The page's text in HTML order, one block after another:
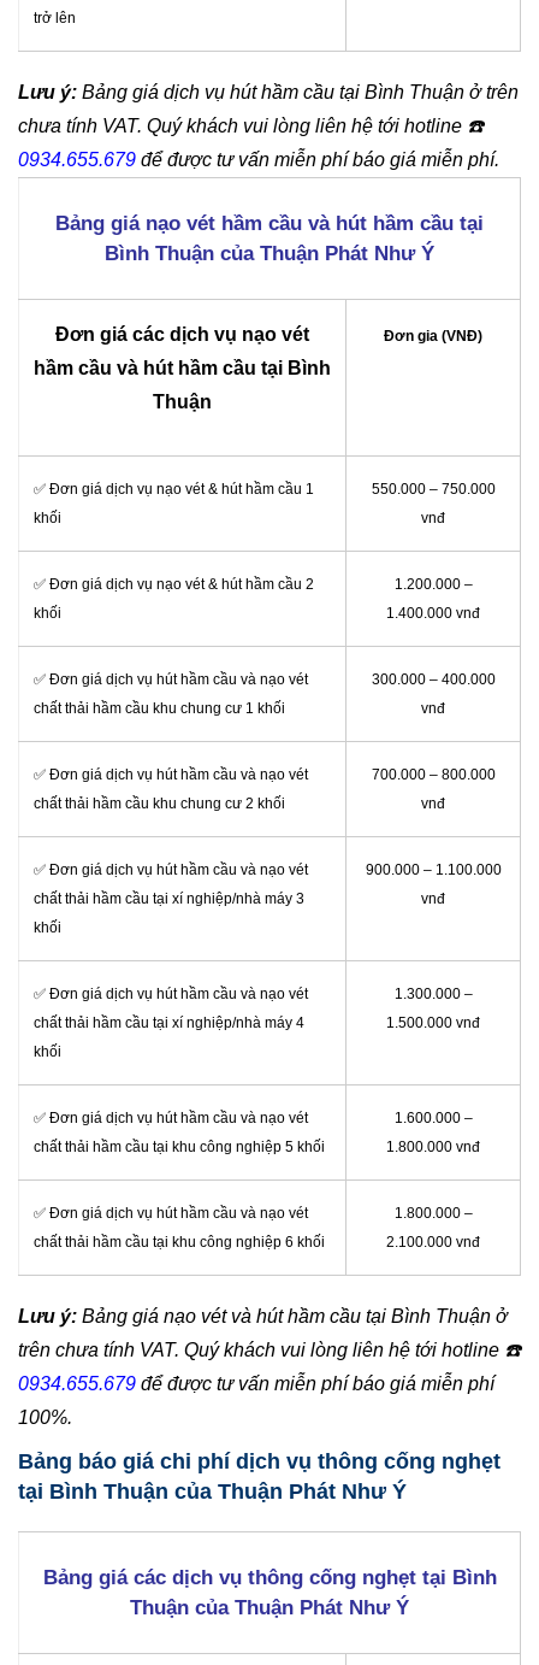
trở lên
Lưu ý: Bảng giá dịch vụ hút hầm cầu tại Bình Thuận ở trên
chưa tính VAT. Quý khách vui lòng liên hệ tới hotline ☎️
0934.655.679 để được tư vấn miễn phí báo giá miễn phí.
Bảng giá nạo vét hầm cầu và hút hầm cầu tại
Bình Thuận của Thuận Phát Như Ý
Đơn giá các dịch vụ nạo vét
hầm cầu và hút hầm cầu tại Bình
Thuận
Đơn gia (VNĐ)
✅ Đơn giá dịch vụ nạo vét & hút hầm cầu 1
khối
550.000 – 750.000
vnđ
✅ Đơn giá dịch vụ nạo vét & hút hầm cầu 2
khối
1.200.000 –
1.400.000 vnđ
✅ Đơn giá dịch vụ hút hầm cầu và nạo vét
chất thải hầm cầu khu chung cư 1 khối
300.000 – 400.000
vnđ
✅ Đơn giá dịch vụ hút hầm cầu và nạo vét
chất thải hầm cầu khu chung cư 2 khối
700.000 – 800.000
vnđ
✅ Đơn giá dịch vụ hút hầm cầu và nạo vét
chất thải hầm cầu tại xí nghiệp/nhà máy 3
khối
900.000 – 1.100.000
vnđ
✅ Đơn giá dịch vụ hút hầm cầu và nạo vét
chất thải hầm cầu tại xí nghiệp/nhà máy 4
khối
1.300.000 –
1.500.000 vnđ
✅ Đơn giá dịch vụ hút hầm cầu và nạo vét
chất thải hầm cầu tại khu công nghiệp 5 khối
1.600.000 –
1.800.000 vnđ
✅ Đơn giá dịch vụ hút hầm cầu và nạo vét
chất thải hầm cầu tại khu công nghiệp 6 khối
1.800.000 –
2.100.000 vnđ
Lưu ý: Bảng giá nạo vét và hút hầm cầu tại Bình Thuận ở
trên chưa tính VAT. Quý khách vui lòng liên hệ tới hotline ☎️
0934.655.679 để được tư vấn miễn phí báo giá miễn phí
100%.
Bảng báo giá chi phí dịch vụ thông cống nghẹt
tại Bình Thuận của Thuận Phát Như Ý
Bảng giá các dịch vụ thông cống nghẹt tại Bình
Thuận của Thuận Phát Như Ý